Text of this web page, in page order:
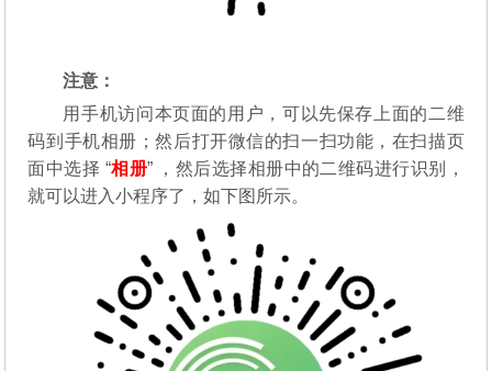
注意：
用手机访问本页面的用户，可以先保存上面的二维
码到手机相册；然后打开微信的扫一扫功能，在扫描页
面中选择 “相册” ，然后选择相册中的二维码进行识别，
就可以进入小程序了，如下图所示。